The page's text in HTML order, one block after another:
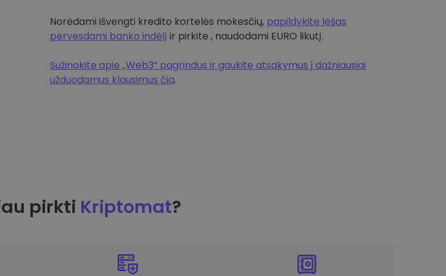
Norėdami išvengti kredito kortelės mokesčių, papildykite lėšas
pervesdami banko indėlį ir pirkite , naudodami EURO likutį.
Sužinokite apie „Web3“ pagrindus ir gaukite atsakymus į dažniausiai
užduodamus klausimus čia.
pirkti Kriptomat?